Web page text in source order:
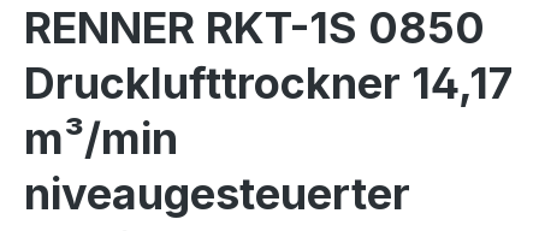
RENNER RKT-1S 0850
Drucklufttrockner 14,17
m³/min
niveaugesteuerter